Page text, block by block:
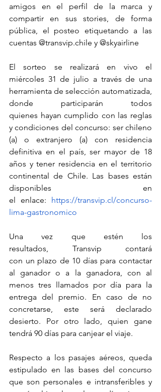
amigos en el perfil de la marca y
compartir en sus stories, de forma
pública, el posteo etiquetando a las
cuentas @transvip.chile y @skyairline
El sorteo se realizará en vivo el
miércoles 31 de julio a través de una
herramienta de selección automatizada,
donde participarán todos
quienes hayan cumplido con las reglas
y condiciones del concurso: ser chileno
(a) o extranjero (a) con residencia
definitiva en el país, ser mayor de 18
años y tener residencia en el territorio
continental de Chile. Las bases están
disponibles en
el enlace:
https://transvip.cl/concurso-
lima-gastronomico
Una vez que estén los
resultados, Transvip contará
con un plazo de 10 días para contactar
al ganador o a la ganadora, con al
menos tres llamados por día para la
entrega del premio. En caso de no
concretarse, este será declarado
desierto. Por otro lado, quien gane
tendrá 90 días para canjear el viaje.
Respecto a los pasajes aéreos, queda
estipulado en las bases del concurso
que son personales e intransferibles y